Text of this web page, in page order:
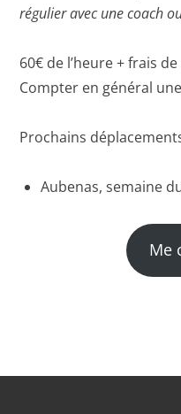
régulier avec une coach
60€ de l’heure + frais
Compter en général
Prochains
Aubenas, semaine
Me